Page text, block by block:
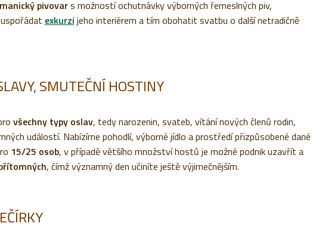
pivovars možností ochutnávky výborných řemeslných piv,
exkurzi jeho interiérem a tím obohatit svatbu o další netradičně
SMUTEČNÍ HOSTINY
všechny typy oslav, tedy narozenin, svateb, vítání nových členů rodin,
událostí. Nabízíme pohodlí, výborné jídlo a prostředí přizpůsobené dané
15/25 osob, v případě většího množství hostů je možné podnik uzavřít a
, čímž významný den učiníte ještě výjimečnějším.